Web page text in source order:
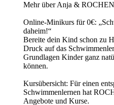
Mehr über Anja &
Online-Minikurs für 0€:
daheim!“
Bereite dein Kind schon zu
Druck auf das
Grundlagen Kinder ganz
können.
Kursübersicht: Für einen
Schwimmenlernen hat
Angebote und Kurse.